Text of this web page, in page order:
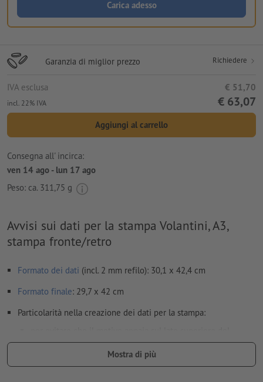
Carica adesso
Garanzia di miglior prezzo Richiedere
IVA esclusa € 51,70
incl. 22% IVA € 63,07
Aggiungi al carrello
Consegna all' incirca:
ven 14 ago - lun 17 ago
Peso: ca. 311,75 g
Avvisi sui dati per la stampa Volantini, A3,
stampa fronte/retro
Formato dei dati (incl. 2 mm refilo): 30,1 x 42,4 cm
Formato finale: 29,7 x 42 cm
Particolarità nella creazione dei dati per la stampa:
prodotto stampato, tenere conto delsenso di letturanei dati
Mostra di più